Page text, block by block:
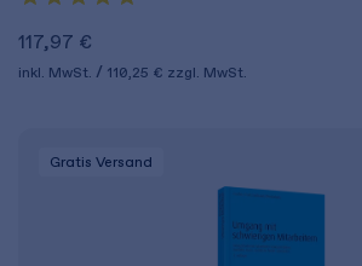
117,97 €
inkl. MwSt. 110,25 € zzgl. MwSt.
Gratis Versand